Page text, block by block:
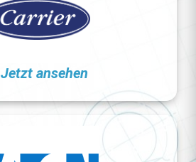
Jetzt ansehen